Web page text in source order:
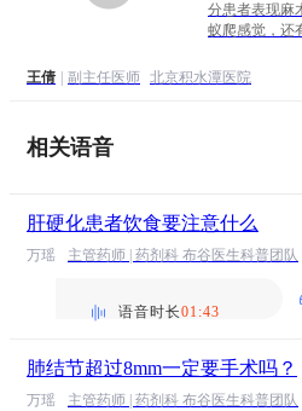
分患者表现麻
蚁爬感觉，还
王倩 副主任医师 北京积水潭医院
相关语音
肝硬化患者饮食要注意什么
万瑶 主管药师 | 药剂科 布谷医生科普团队
语音时长01:43
肺结节超过8mm一定要手术吗？
万瑶 主管药师 | 药剂科 布谷医生科普团队